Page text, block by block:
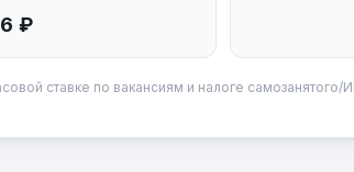
₽
ставке по вакансиям и налоге